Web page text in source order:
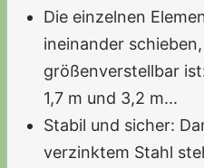
Die einzelnen
ineinander
größenverstellbar
1,7 m und 3,2 m...
Stabil und sicher:
verzinktem Stahl